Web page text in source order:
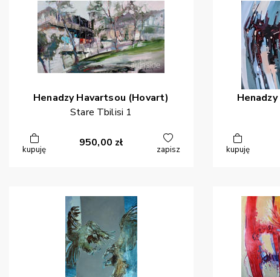
Henadzy Havartsou (Hovart)
Stare Tbilisi 1
kupuję
950,00 zł
zapisz
Henadzy
kupuję